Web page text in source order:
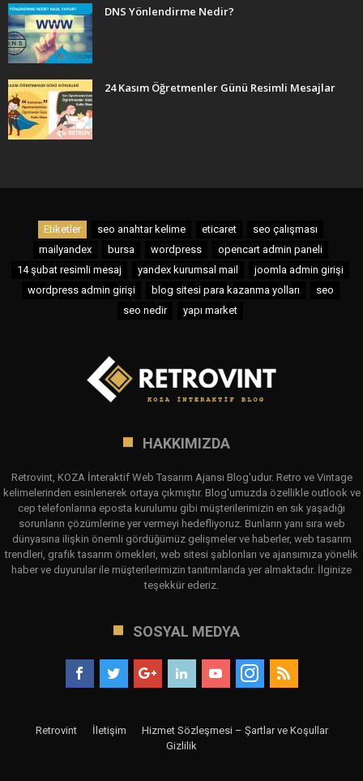
DNS Yönlendirme Nedir?
24 Kasım Öğretmenler Günü Resimli Mesajlar
Etiketler seo anahtar kelime eticaret
seo çalışması
mailyandex
bursa wordpress
opencart admin paneli
14 şubat resimli mesaj
yandex kurumsal mail
joomla admin girişi
wordpress admin girişi
blog sitesi para kazanma yolları
seo
seo nedir
yapı market
HAKKIMIZDA
Retrovint, KOZA İnteraktif Web Tasarım Ajansı Blog'udur. Retro ve Vintage
kelimelerinden esinlenerek ortaya çıkmıştır. Blog'umuzda özellikle outlook ve
cep telefonlarına eposta kurulumu gibi müşterilerimizin en sık yaşadığı
sorunların çözümlerine yer vermeyi hedefliyoruz. Bunların yanı sıra web
dünyasına ilişkin önemli gördüğümüz gelişmeler ve haberler, web tasarım
trendleri, grafik tasarım örnekleri, web sitesi şablonları ve ajansımıza yönelik
haber ve duyurular ile müşterilerimizin tanıtımlarıda yer almaktadır. İlginize
teşekkür ederiz.
SOSYAL MEDYA
Retrovint İletişim
Hizmet Sözleşmesi – Şartlar ve Koşullar
Gizlilik